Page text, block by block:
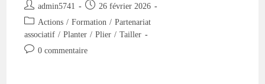
Auteur/autrice
de
publication :
admin5741
Publication
publiée :
26 février 2026
Post
category:
Actions / Formation / Partenariat
associatif / Planter / Plier / Tailler
Commentaires
0 commentaire